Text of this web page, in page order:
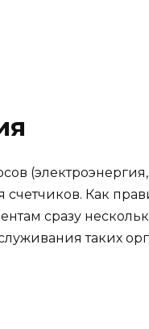
Как
сразу
таких